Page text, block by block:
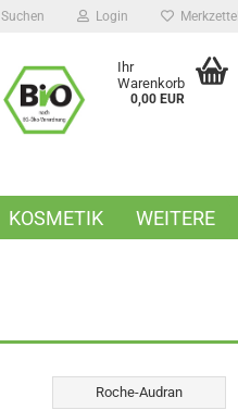
Suchen Login Merkzettel
Ihr
Warenkorb
0,00 EUR
KOSMETIK WEITERE
Roche-Audran